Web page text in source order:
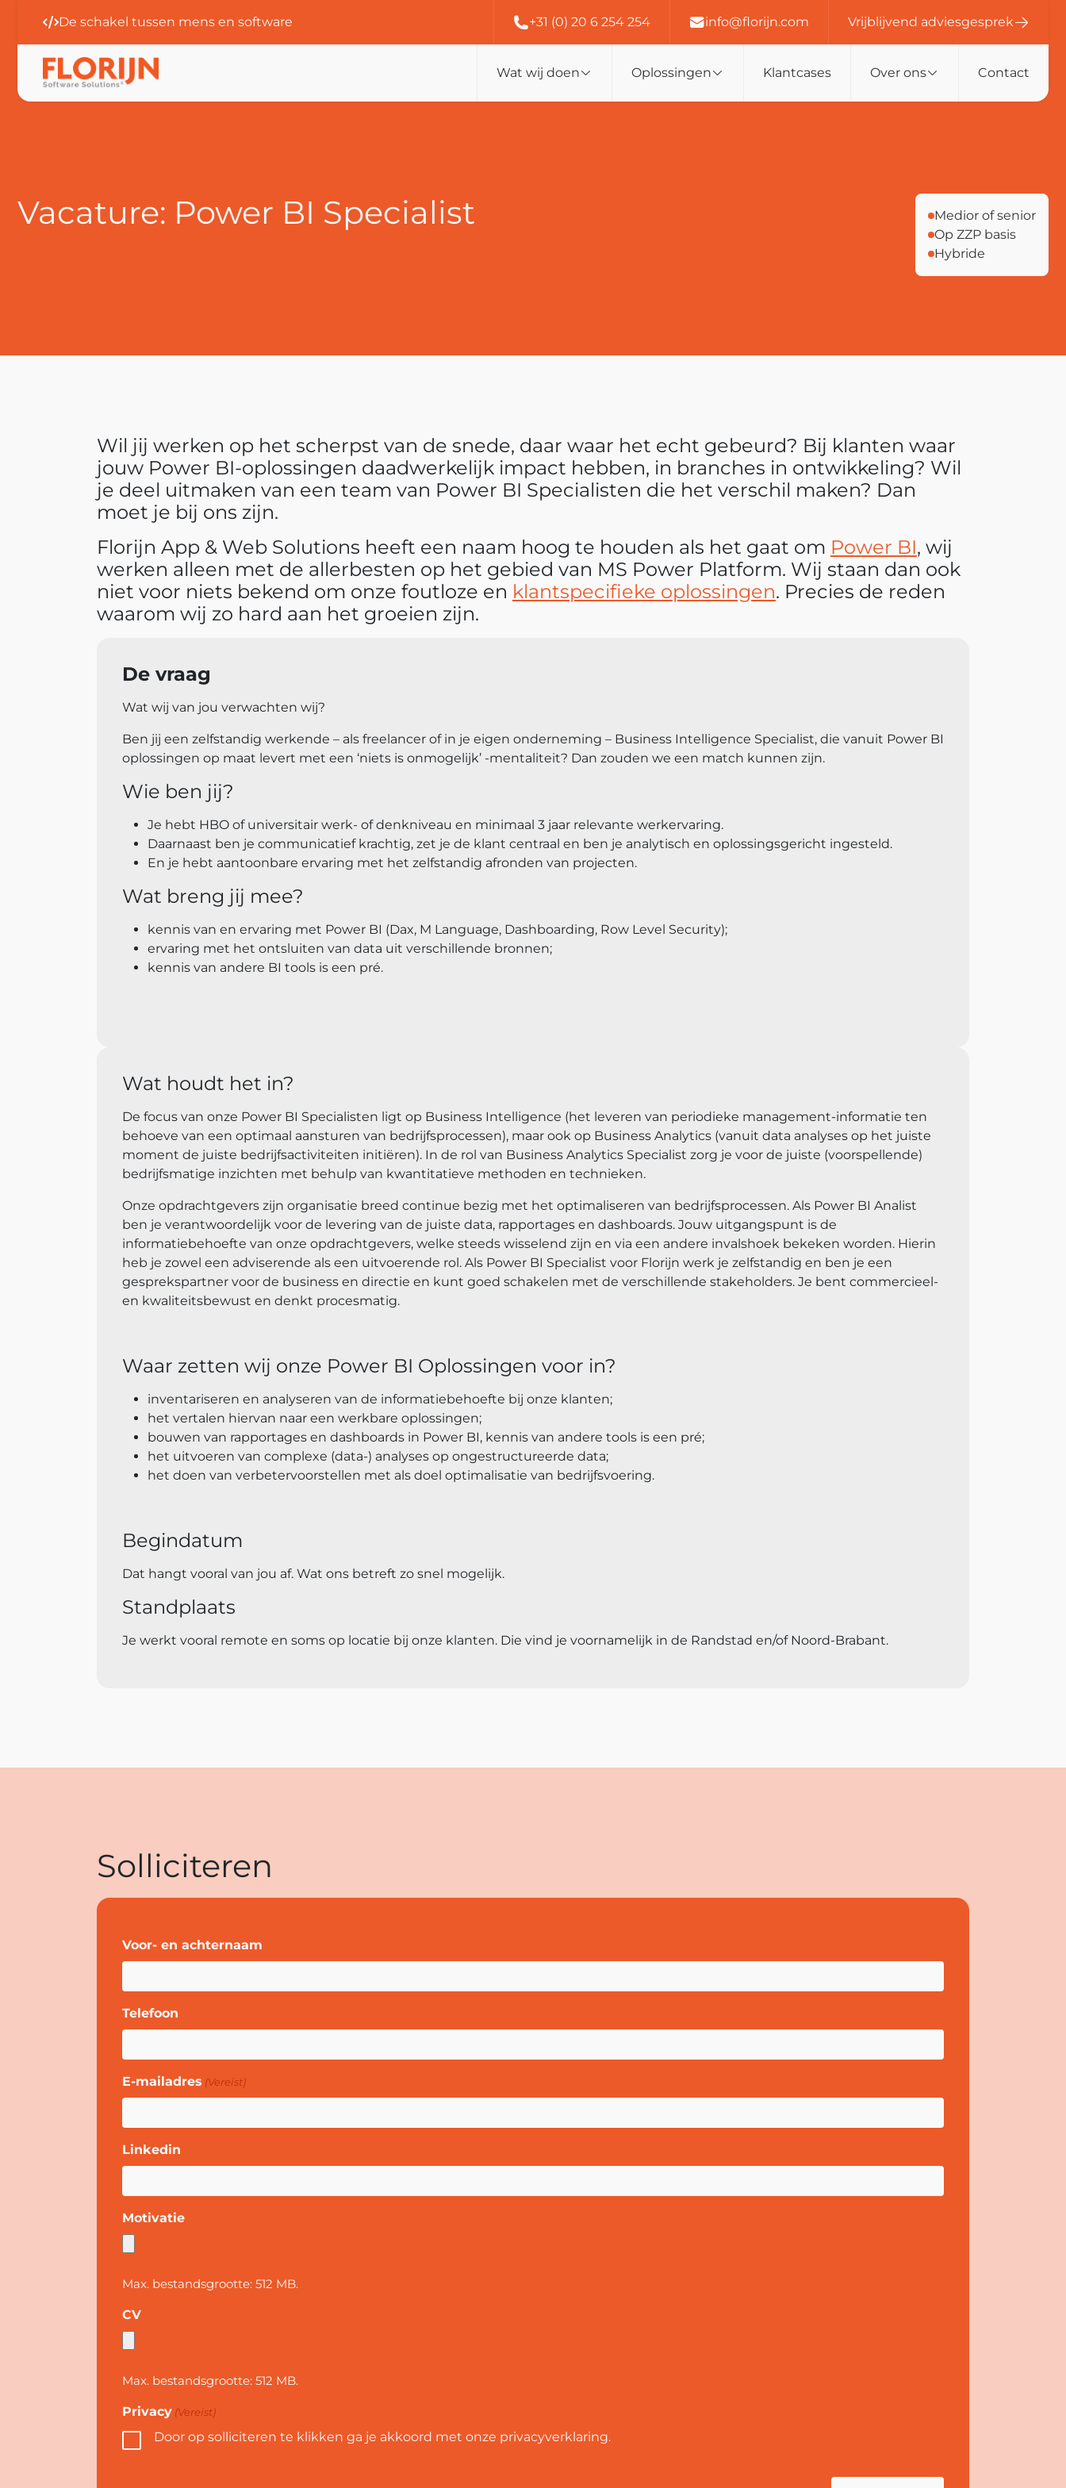
De schakel tussen mens en software
Al 25 jaar
+31 (0) 20 6 254 254 info@florijn.com Vrijblijvend adviesgesprek
Wat wij doen Oplossingen Klantcases Over ons Contact
Vacature: Power BI Specialist
Medior of senior
Op ZZP basis
Hybride
Wil jij werken op het scherpst van de snede, daar waar het echt gebeurd? Bij klanten waar
jouw Power BI-oplossingen daadwerkelijk impact hebben, in branches in ontwikkeling? Wil
je deel uitmaken van een team van Power BI Specialisten die het verschil maken? Dan
moet je bij ons zijn.
Florijn App & Web Solutions heeft een naam hoog te houden als het gaat om Power BI, wij
werken alleen met de allerbesten op het gebied van MS Power Platform. Wij staan dan ook
niet voor niets bekend om onze foutloze en klantspecifieke oplossingen. Precies de reden
waarom wij zo hard aan het groeien zijn.
De vraag
Wat wij van jou verwachten wij?
Ben jij een zelfstandig werkende – als freelancer of in je eigen onderneming – Business Intelligence Specialist, die vanuit Power BI
oplossingen op maat levert met een ‘niets is onmogelijk’ -mentaliteit? Dan zouden we een match kunnen zijn.
Wie ben jij?
Je hebt HBO of universitair werk- of denkniveau en minimaal 3 jaar relevante werkervaring.
Daarnaast ben je communicatief krachtig, zet je de klant centraal en ben je analytisch en oplossingsgericht ingesteld.
En je hebt aantoonbare ervaring met het zelfstandig afronden van projecten.
Wat breng jij mee?
kennis van en ervaring met Power BI (Dax, M Language, Dashboarding, Row Level Security);
ervaring met het ontsluiten van data uit verschillende bronnen;
kennis van andere BI tools is een pré.
Wat houdt het in?
De focus van onze Power BI Specialisten ligt op Business Intelligence (het leveren van periodieke management-informatie ten
behoeve van een optimaal aansturen van bedrijfsprocessen), maar ook op Business Analytics (vanuit data analyses op het juiste
moment de juiste bedrijfsactiviteiten initiëren). In de rol van Business Analytics Specialist zorg je voor de juiste (voorspellende)
bedrijfsmatige inzichten met behulp van kwantitatieve methoden en technieken.
Onze opdrachtgevers zijn organisatie breed continue bezig met het optimaliseren van bedrijfsprocessen. Als Power BI Analist
ben je verantwoordelijk voor de levering van de juiste data, rapportages en dashboards. Jouw uitgangspunt is de
informatiebehoefte van onze opdrachtgevers, welke steeds wisselend zijn en via een andere invalshoek bekeken worden. Hierin
heb je zowel een adviserende als een uitvoerende rol. Als Power BI Specialist voor Florijn werk je zelfstandig en ben je een
gesprekspartner voor de business en directie en kunt goed schakelen met de verschillende stakeholders. Je bent commercieel-
en kwaliteitsbewust en denkt procesmatig.
Waar zetten wij onze Power BI Oplossingen voor in?
inventariseren en analyseren van de informatiebehoefte bij onze klanten;
het vertalen hiervan naar een werkbare oplossingen;
bouwen van rapportages en dashboards in Power BI, kennis van andere tools is een pré;
het uitvoeren van complexe (data-) analyses op ongestructureerde data;
het doen van verbetervoorstellen met als doel optimalisatie van bedrijfsvoering.
Begindatum
Dat hangt vooral van jou af. Wat ons betreft zo snel mogelijk.
Standplaats
Je werkt vooral remote en soms op locatie bij onze klanten. Die vind je voornamelijk in de Randstad en/of Noord-Brabant.
Solliciteren
Voor- en achternaam
Telefoon
E-mailadres (Vereist)
Linkedin
Motivatie
Max. bestandsgrootte: 512 MB.
CV
Max. bestandsgrootte: 512 MB.
Privacy (Vereist)
Door op solliciteren te klikken ga je akkoord met onze privacyverklaring.